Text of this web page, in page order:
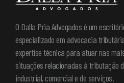
O Dalla Pria Advogados é um
especializado em advocacia
expertise técnica para atuar nas
situações relacionadas à tributação
industrial, comercial e de serviços.